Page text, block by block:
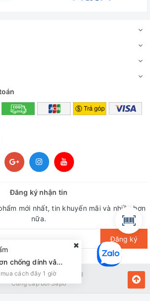
Đăng ký nhận tin
mới nhất, tin khuyến mãi và nhiều hơn
nữa.
Đăng ký
quyền thuộc về Kiến Vàng
Cung cấp bởiSapo
Chảo trơn chống dính vân đá Sunhouse eco SVE30 ( Đun ga)
cách đây 1 giờ